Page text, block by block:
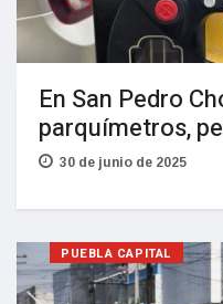
En San Pedro
parquímetros,
30 de junio de 2025
PUEBLA CAPITAL